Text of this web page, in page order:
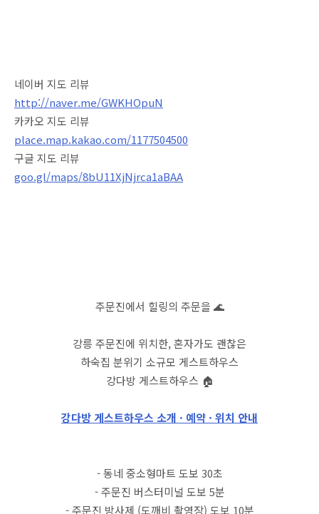
네이버 지도 리뷰
http://naver.me/GWKHOpuN
카카오 지도 리뷰
place.map.kakao.com/1177504500
구글 지도 리뷰
goo.gl/maps/8bU11XjNjrca1aBAA
주문진에서 힐링의 주문을 🌊
강릉 주문진에 위치한, 혼자가도 괜찮은
하숙집 분위기 소규모 게스트하우스
강다방 게스트하우스 🏠
강다방 게스트하우스 소개 · 예약 · 위치 안내
- 동네 중소형마트 도보 30초
- 주문진 버스터미널 도보 5분
- 주문진 방사제 (도깨비 촬영장) 도보 10분